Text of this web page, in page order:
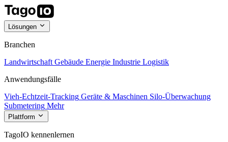
Lösungen
Branchen
Landwirtschaft Gebäude Energie Industrie Logistik
Anwendungsfälle
Vieh-Echtzeit-Tracking Geräte & Maschinen Silo-Überwachung
Submetering Mehr
Plattform
TagoIO kennenlernen